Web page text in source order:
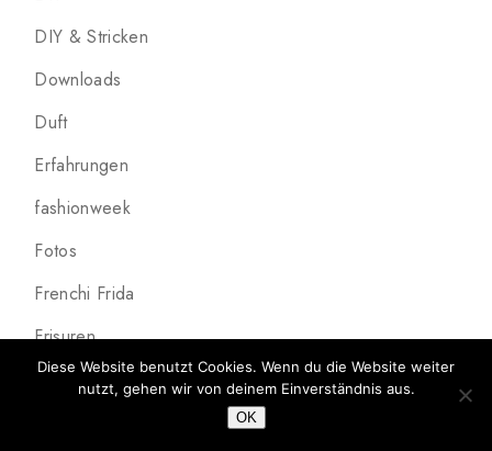
DIY & Stricken
Downloads
Duft
Erfahrungen
fashionweek
Fotos
Frenchi Frida
Frisuren
Genähtes
Diese Website benutzt Cookies. Wenn du die Website weiter
nutzt, gehen wir von deinem Einverständnis aus.
OK